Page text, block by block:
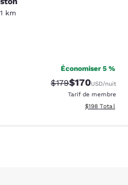
km
commentaires
Économiser 5 %
Tarif barré :
$179Tarif réduit :
$170USD/nuit
Tarif de membre
Afficher les
$198 Total